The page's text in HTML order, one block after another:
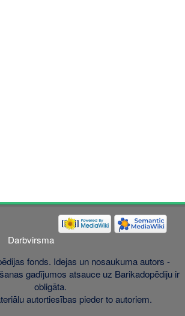
Darbvirsma
fonds. Idejas un nosaukuma autors -
gadījumos atsauce uz Barikadopēdiju ir
obligāta.
autortiesības pieder to autoriem.